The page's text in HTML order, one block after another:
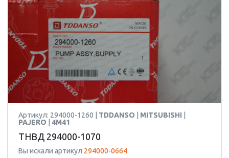
Артикул: 294000-1260 | TDDANSO MITSUBISHI
PAJERO
4M41
ТНВД 294000-1070
Вы искали артикул 294000-0664